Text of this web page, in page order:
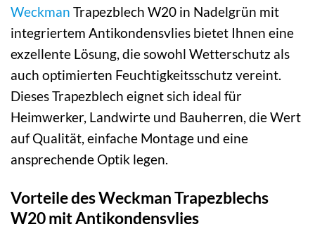
Weckman Trapezblech W20 in Nadelgrün mit
integriertem Antikondensvlies bietet Ihnen eine
exzellente Lösung, die sowohl Wetterschutz als
auch optimierten Feuchtigkeitsschutz vereint.
Dieses Trapezblech eignet sich ideal für
Heimwerker, Landwirte und Bauherren, die Wert
auf Qualität, einfache Montage und eine
ansprechende Optik legen.
Vorteile des Weckman Trapezblechs
W20 mit Antikondensvlies